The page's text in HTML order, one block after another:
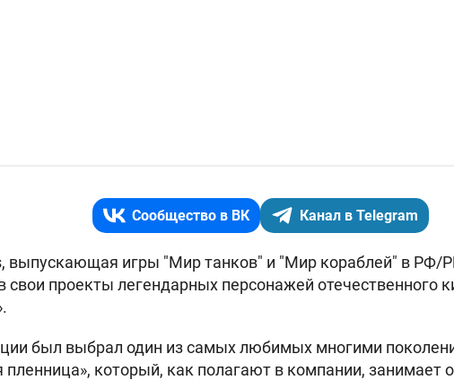
Сообщество в ВК Канал в Telegram
выпускающая игры "Мир танков" и "Мир кораблей" в РФ/
свои проекты легендарных персонажей отечественного
был выбрал один из самых любимых многими
пленница», который, как полагают в компании, занимает